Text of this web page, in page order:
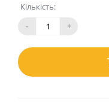
Кількість:
-
+